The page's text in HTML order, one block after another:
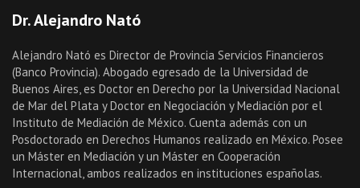
Dr. Alejandro Nató
Alejandro Nató es Director de Provincia Servicios Financieros
(Banco Provincia). Abogado egresado de la Universidad de
Buenos Aires, es Doctor en Derecho por la Universidad Nacional
de Mar del Plata y Doctor en Negociación y Mediación por el
Instituto de Mediación de México. Cuenta además con un
Posdoctorado en Derechos Humanos realizado en México. Posee
un Máster en Mediación y un Máster en Cooperación
Internacional, ambos realizados en instituciones españolas.